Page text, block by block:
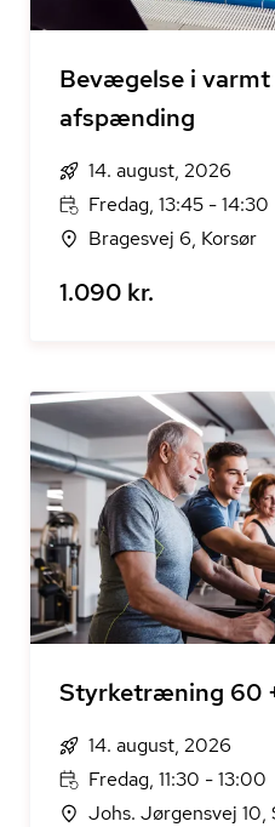
Bevægelse i
afspænding
14. august, 2026
Fredag, 13:45 - 14:30
Bragesvej 6, Korsør
1.090 kr.
Styrketræning 60
14. august, 2026
Fredag, 11:30 - 13:00
Johs. Jørgensvej 10,